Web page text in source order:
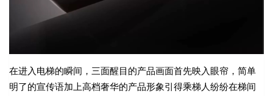
在进入电梯的瞬间，三面醒目的产品画面首先映入眼帘，简单
明了的宣传语加上高档奢华的产品形象引得乘梯人纷纷在梯间